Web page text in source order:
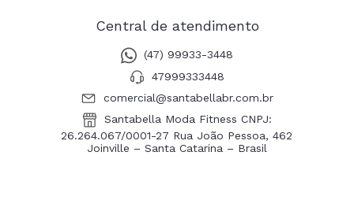
Central de atendimento
(47) 99933-3448
47999333448
comercial@santabellabr.com.br
Santabella Moda Fitness CNPJ:
26.264.067/0001-27 Rua João Pessoa, 462
Joinville – Santa Catarina – Brasil